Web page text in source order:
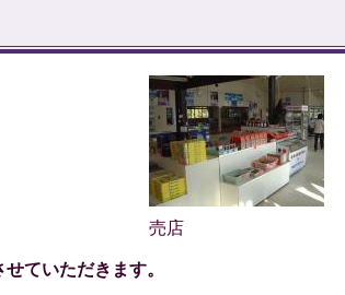
売店
ていただきます。